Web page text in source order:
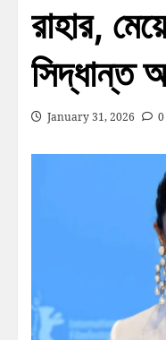
রাহার,
সিদ্ধান্ত
January 31, 2026 0